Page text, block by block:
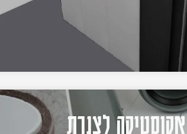
אקוסטיקה לצנרת